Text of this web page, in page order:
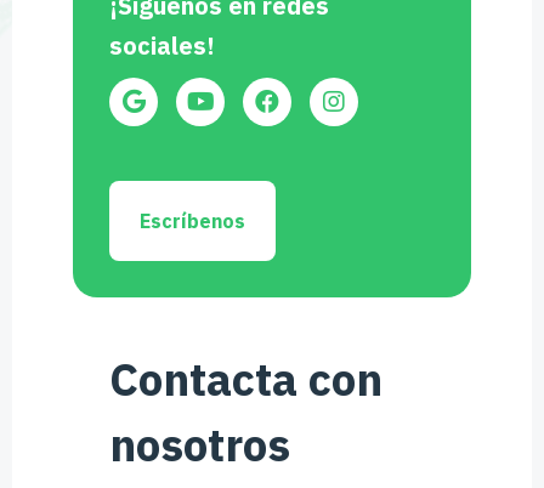
sociales!
Escríbenos
Contacta con
nosotros